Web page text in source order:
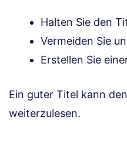
Halten Sie den
Vermeiden Sie
Erstellen Sie
Ein guter Titel kann
weiterzulesen.